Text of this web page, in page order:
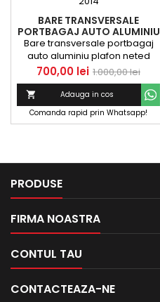
BARE TRANSVERSALE
PORTBAGAJ AUTO ALUMINIU
PLAFON NETED FORD
MONDEO III COMBI 2010-
2014
Bare transversale portbagaj
auto aluminiu plafon neted
Ford Mondeo III Combi 2010-
2014
Pret
700,00 lei Pret
de
baza
1.000,00 lei

Adauga in cos
Comanda rapid prin Whatsapp!
PRODUSE
FIRMA NOASTRA
CONTUL TAU
CONTACTEAZA-NE